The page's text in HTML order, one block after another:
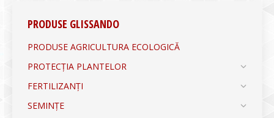
PRODUSE GLISSANDO
PRODUSE AGRICULTURA ECOLOGICĂ
PROTECȚIA PLANTELOR
FERTILIZANȚI
SEMINȚE